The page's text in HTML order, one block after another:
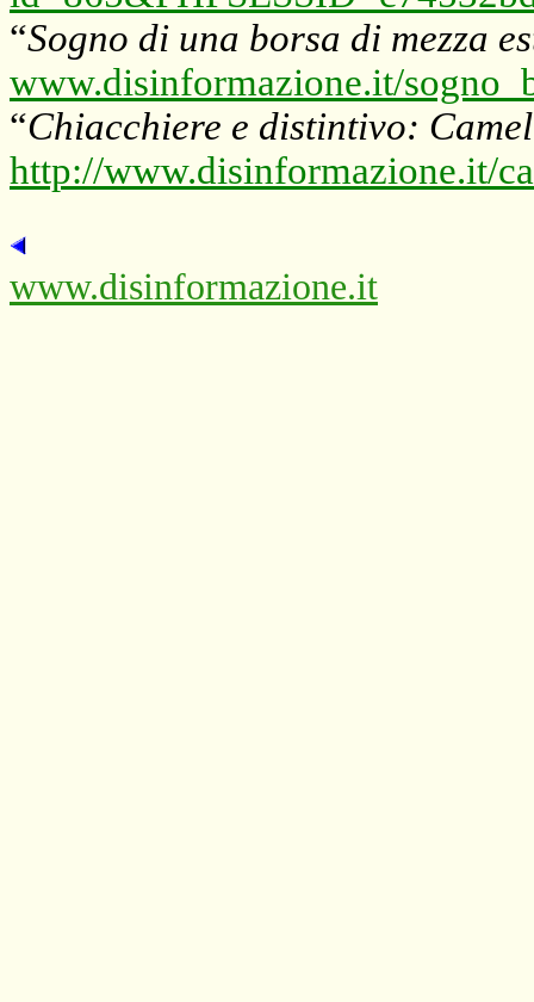
“Sogno di una borsa di mezza
www.disinformazione.it/
“Chiacchiere e distintivo:
http://www.disinformazione.it/
www.disinformazione.it